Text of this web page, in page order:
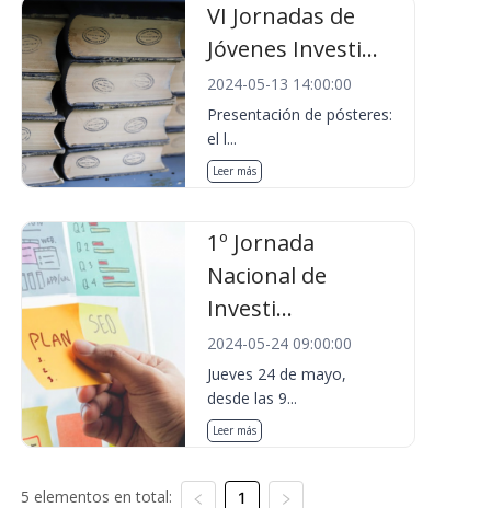
VI Jornadas de
Jóvenes Investi...
2024-05-13 14:00:00
Presentación de pósteres:
el l...
Leer más
1º Jornada
Nacional de
Investi...
2024-05-24 09:00:00
Jueves 24 de mayo,
desde las 9...
Leer más
5 elementos en total: 1